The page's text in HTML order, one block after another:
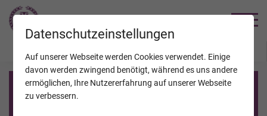
Registrierung auf TrauerHilfe.it
Datenschutzeinstellungen
Auf unserer Webseite werden Cookies verwendet. Einige
davon werden zwingend benötigt, während es uns andere
ermöglichen, Ihre Nutzererfahrung auf unserer Webseite
zu verbessern.
JAHRESTAGE KALENDER VERSTORBENE